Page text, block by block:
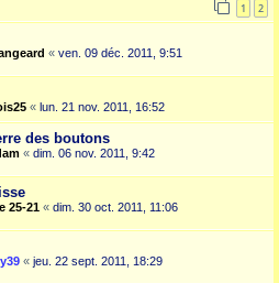
1 2
« ven. 09 déc. 2011, 9:51
« lun. 21 nov. 2011, 16:52
des boutons
« dim. 06 nov. 2011, 9:42
25-21 « dim. 30 oct. 2011, 11:06
« jeu. 22 sept. 2011, 18:29